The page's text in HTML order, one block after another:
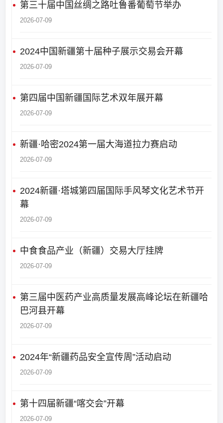
第三十届中国丝绸之路吐鲁番葡萄节举办
2026-07-09
2024中国新疆第十届种子展示交易会开幕
2026-07-09
第四届中国新疆国际艺术双年展开幕
2026-07-09
新疆·哈密2024第一届大海道拉力赛启动
2026-07-09
2024新疆·塔城第四届国际手风琴文化艺术节开
幕
2026-07-09
中食食品产业（新疆）交易大厅挂牌
2026-07-09
第三届中医药产业高质量发展高峰论坛在新疆哈
巴河县开幕
2026-07-09
2024年“新疆药品安全宣传周”活动启动
2026-07-09
第十四届新疆“喀交会”开幕
2026-07-09